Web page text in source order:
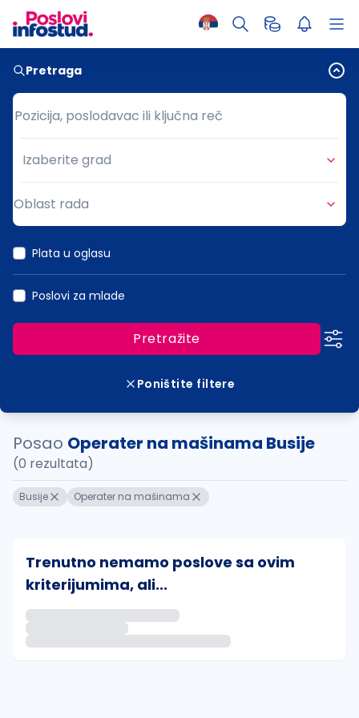
Pretraga
Pozicija, poslodavac ili ključna reč
Pozicija, poslodavac ili ključna reč
Grad
Izaberite grad
Oblast rada
Plata u oglasu
Poslovi za mlade
Pretražite
Poništite filtere
Posao Operater na mašinama Busije
(0 rezultata)
Busije Operater na mašinama
Trenutno nemamo poslove sa ovim
kriterijumima, ali...